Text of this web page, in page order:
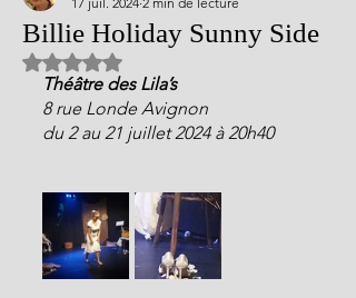
Billie Holiday Sunny Side
Noté NaN étoiles sur 5.
Théâtre des Lila’s
8 rue Londe Avignon
du 2 au 21 juillet 2024 à 20h40